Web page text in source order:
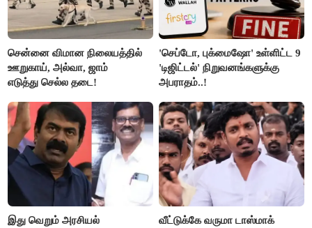
சென்னை விமான நிலையத்தில்
ஊறுகாய், அல்வா, ஜாம்
எடுத்து செல்ல தடை!
'செப்டோ, புக்மைஷோ' உள்ளிட்ட 9
'டிஜிட்டல்' நிறுவனங்களுக்கு
அபராதம்..!
இது வெறும் அரசியல்
வீட்டுக்கே வருமா டாஸ்மாக்